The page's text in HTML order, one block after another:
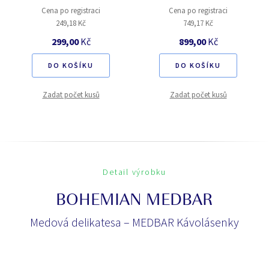
Cena po registraci
249,18 Kč
299,00Kč
DO KOŠÍKU
Zadat počet kusů
Cena po registraci
749,17 Kč
899,00Kč
DO KOŠÍKU
Zadat počet kusů
Detail výrobku
BOHEMIAN MEDBAR
Medová delikatesa – MEDBAR Kávolásenky